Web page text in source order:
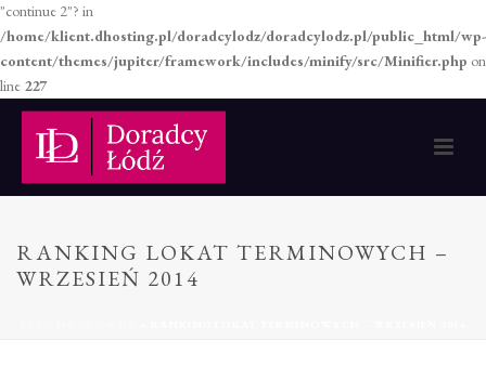
"continue 2"? in
/home/klient.dhosting.pl/doradcylodz/doradcylodz.pl/public_html/wp-
content/themes/jupiter/framework/includes/minify/src/Minifier.php on
line 227
RANKING LOKAT TERMINOWYCH –
WRZESIEŃ 2014